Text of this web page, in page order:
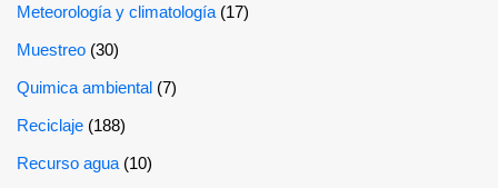
Meteorología y climatología (17)
Muestreo (30)
Quimica ambiental (7)
Reciclaje (188)
Recurso agua (10)